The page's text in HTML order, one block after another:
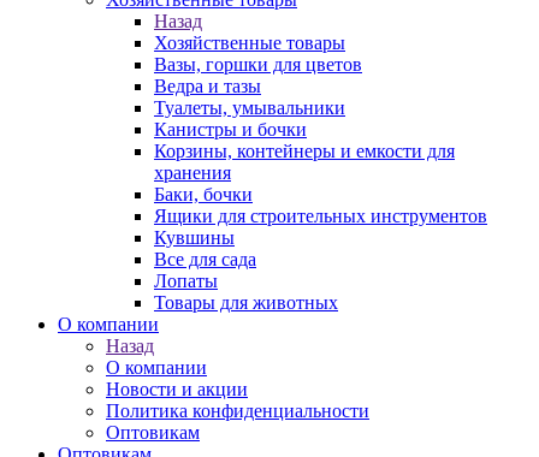
Назад
Хозяйственные товары
Вазы, горшки для цветов
Ведра и тазы
Туалеты, умывальники
Канистры и бочки
Корзины, контейнеры и емкости для
хранения
Баки, бочки
Ящики для строительных инструментов
Кувшины
Все для сада
Лопаты
Товары для животных
О компании
Назад
О компании
Новости и акции
Политика конфиденциальности
Оптовикам